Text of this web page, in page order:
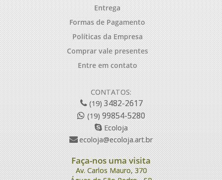
Entrega
Formas de Pagamento
Políticas da Empresa
Comprar vale presentes
Entre em contato
CONTATOS:
(19)3482-2617
(19)99854-5280
Ecoloja
ecoloja@ecoloja.art.br
Faça-nos uma visita
Av. Carlos Mauro, 370